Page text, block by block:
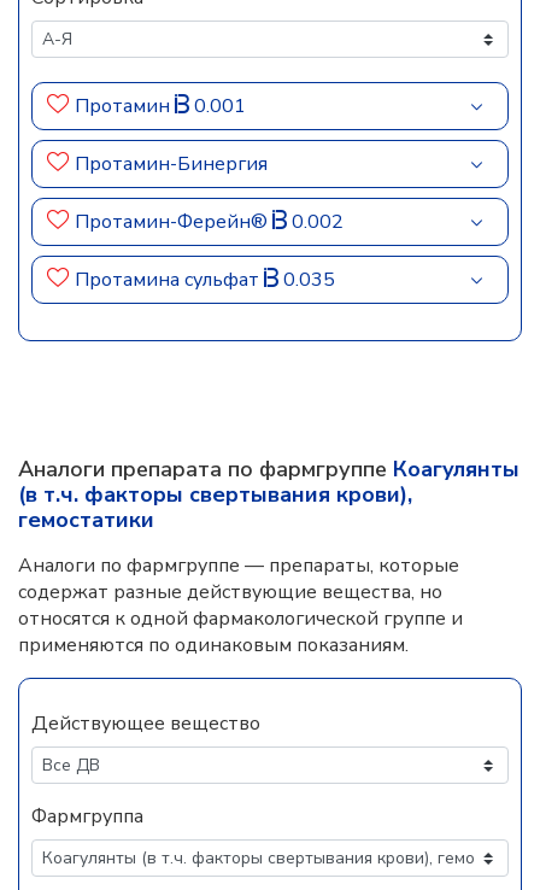
Протамин 0.001
Протамин-Бинергия
Протамин-Ферейн® 0.002
Протамина сульфат 0.035
Аналоги препарата по фармгруппе Коагулянты
(в т.ч. факторы свертывания крови),
гемостатики
Аналоги по фармгруппе — препараты, которые
содержат разные действующие вещества, но
относятся к одной фармакологической группе и
применяются по одинаковым показаниям.
Действующее вещество
Фармгруппа